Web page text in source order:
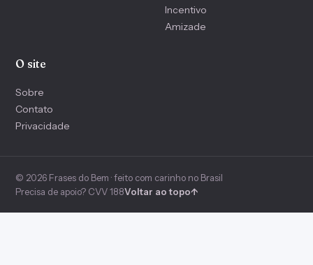
Incentivo
Amizade
O site
Sobre
Contato
Privacidade
© 2026 Frases do Bem · feito com carinho no Brasil
Precisa de apoio? CVV 188Voltar ao topo↑